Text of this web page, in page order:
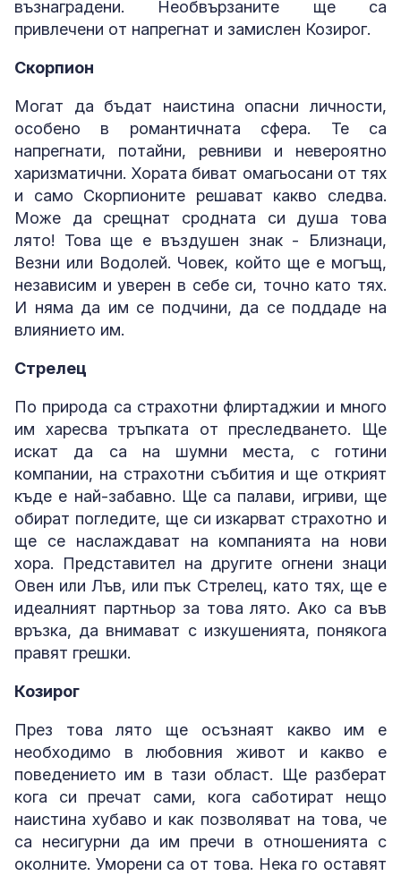
възнаградени. Необвързаните ще са
привлечени от напрегнат и замислен Козирог.
Скорпион
Могат да бъдат наистина опасни личности,
особено в романтичната сфера. Те са
напрегнати, потайни, ревниви и невероятно
харизматични. Хората биват омагьосани от тях
и само Скорпионите решават какво следва.
Може да срещнат сродната си душа това
лято! Това ще е въздушен знак - Близнаци,
Везни или Водолей. Човек, който ще е могъщ,
независим и уверен в себе си, точно като тях.
И няма да им се подчини, да се поддаде на
влиянието им.
Стрелец
По природа са страхотни флиртаджии и много
им харесва тръпката от преследването. Ще
искат да са на шумни места, с готини
компании, на страхотни събития и ще открият
къде е най-забавно. Ще са палави, игриви, ще
обират погледите, ще си изкарват страхотно и
ще се наслаждават на компанията на нови
хора. Представител на другите огнени знаци
Овен или Лъв, или пък Стрелец, като тях, ще е
идеалният партньор за това лято. Ако са във
връзка, да внимават с изкушенията, понякога
правят грешки.
Козирог
През това лято ще осъзнаят какво им е
необходимо в любовния живот и какво е
поведението им в тази област. Ще разберат
кога си пречат сами, кога саботират нещо
наистина хубаво и как позволяват на това, че
са несигурни да им пречи в отношенията с
околните. Уморени са от това. Нека го оставят